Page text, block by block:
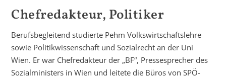
Chefredakteur, Politiker
Berufsbegleitend stud­ierte Pehm Volkswirtschaftslehre
sowie Politikwissenschaft und Sozialrecht an der Uni
Wien. Er war Chefredakteur der „BF“, Pressesprecher des
Sozialministers in Wien und leitete die Büros von SPÖ-